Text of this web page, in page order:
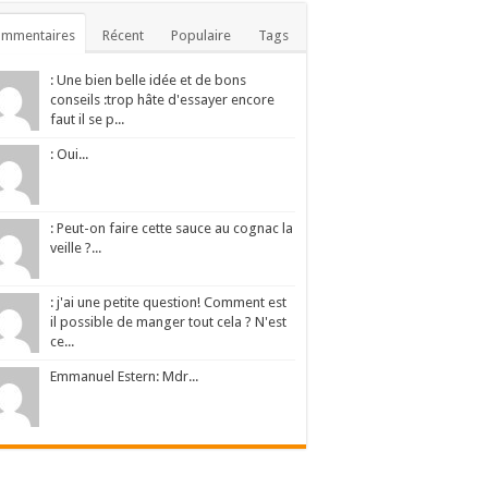
Récent Populaire Tags
: Une bien belle idée et de bons
conseils :trop hâte d'essayer encore
faut il se p...
: Oui...
: Peut-on faire cette sauce au cognac la
veille ?...
: j'ai une petite question! Comment est
il possible de manger tout cela ? N'est
ce...
Emmanuel Estern: Mdr...